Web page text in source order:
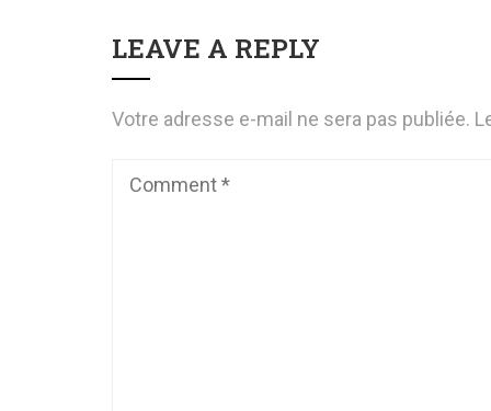
LEAVE A REPLY
Votre adresse e-mail ne sera pas publiée.